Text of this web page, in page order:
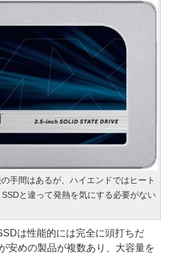
手間はあるが、ハイエンドではヒート
と違って発熱を気にする必要がない
は性能的には完全に頭打ちだ
安めの製品が複数あり、大容量を